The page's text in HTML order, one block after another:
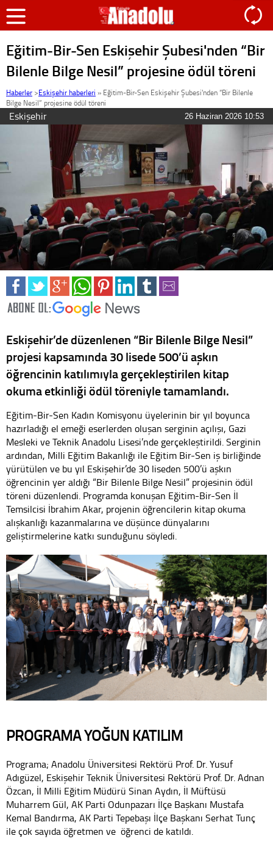
Eğitim-Bir-Sen Eskişehir Şubesi'nden “Bir
Bilenle Bilge Nesil” projesine ödül töreni
Haberler >Eskişehir haberleri » Eğitim-Bir-Sen Eskişehir Şubesi'nden “Bir Bilenle
Bilge Nesil” projesine ödül töreni
Eskişehir 26 Haziran 2026 10:53
Eskişehir’de düzenlenen “Bir Bilenle Bilge Nesil”
projesi kapsamında 30 lisede 500’ü aşkın
öğrencinin katılımıyla gerçekleştirilen kitap
okuma etkinliği ödül töreniyle tamamlandı.
Eğitim-Bir-Sen Kadın Komisyonu üyelerinin bir yıl boyunca
hazırladığı el emeği eserlerden oluşan serginin açılışı, Gazi
Mesleki ve Teknik Anadolu Lisesi’nde gerçekleştirildi. Serginin
ardından, Milli Eğitim Bakanlığı ile Eğitim Bir-Sen iş birliğinde
yürütülen ve bu yıl Eskişehir’de 30 liseden 500’ü aşkın
öğrencinin yer aldığı “Bir Bilenle Bilge Nesil” projesinin ödül
töreni düzenlendi. Programda konuşan Eğitim-Bir-Sen İl
Temsilcisi İbrahim Akar, projenin öğrencilerin kitap okuma
alışkanlığı kazanmalarına ve düşünce dünyalarını
geliştirmelerine katkı sunduğunu söyledi.
PROGRAMA YOĞUN KATILIM
Programa; Anadolu Üniversitesi Rektörü Prof. Dr. Yusuf
Adıgüzel, Eskişehir Teknik Üniversitesi Rektörü Prof. Dr. Adnan
Özcan, İl Milli Eğitim Müdürü Sinan Aydın, İl Müftüsü
Muharrem Gül, AK Parti Odunpazarı İlçe Başkanı Mustafa
Kemal Bandırma, AK Parti Tepebaşı İlçe Başkanı Serhat Tunç
ile çok sayıda öğretmen ve öğrenci de katıldı.